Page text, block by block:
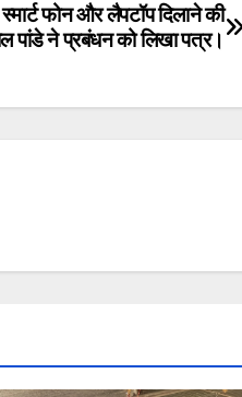
फोन और लैपटॉप दिलाने की
पांडे ने प्रबंधन को लिखा पत्र।